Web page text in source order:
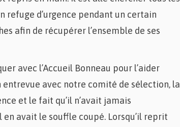
refuge d’urgence pendant un certain
afin de récupérer l’ensemble de ses
avec l’Accueil Bonneau pour l’aider
avec notre comité de sélection, la
et le fait qu’il n’avait jamais
avait le souffle coupé. Lorsqu’il reprit